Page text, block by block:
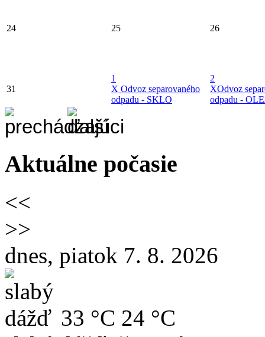
24 25 26
31
1
X Odvoz separovaného
odpadu - SKLO
2
XOdvoz
odpadu -
Aktuálne počasie
<<
>>
dnes, piatok 7. 8. 2026
33 °C 24 °C